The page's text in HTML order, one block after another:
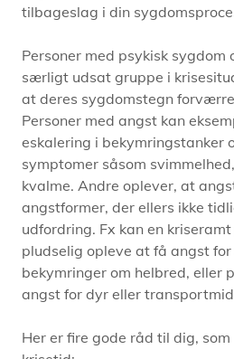
tilbageslag i din
Personer med psykisk sygdom
særligt udsat gruppe i
at deres sygdomstegn
Personer med angst kan
eskalering i bekymringstanker
symptomer såsom
kvalme. Andre oplever, at
angstformer, der ellers ikke
udfordring. Fx kan en
pludselig opleve at få angst
bekymringer om helbred, eller
angst for dyr eller
Her er fire gode råd til dig,